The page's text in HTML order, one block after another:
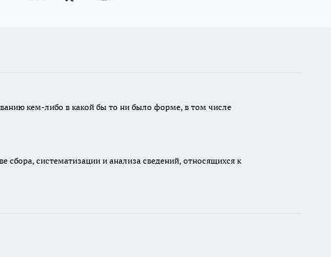
кем-либо в какой бы то ни было форме, в том числе
систематизации и анализа сведений, относящихся к